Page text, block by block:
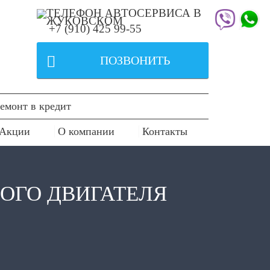
+7 (910) 425 99-55
 ПОЗВОНИТЬ
в кредит
О компании Контакты
ДВИГАТЕЛЯ